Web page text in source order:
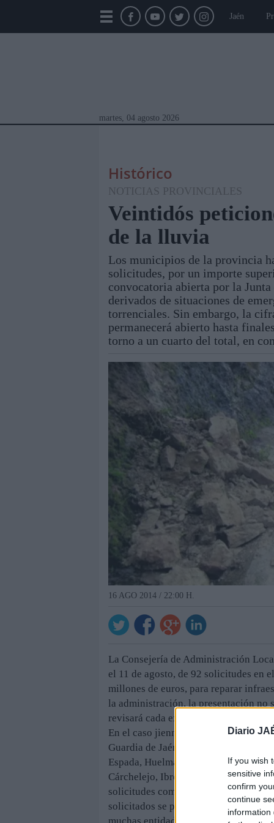
Diario
If you wish
sensitive
confirm
continue
information
Jaén
martes, 04 agosto 2026
Módulos Portada Jaén Provincia
Histórico
NOTICIAS PROVINCIALES
Veintidós
de la lluvia
Los municipios de la provincia
solicitudes, por un importe
convocatoria abierta por la
derivados de situaciones de
torrenciales. Sin embargo, la
permanecerá abierto hasta
torno a un cuarto del total, en
16 AGO 2014 / 22:00 H.
La Consejería de Administración
el 11 de agosto, de 92 solicitudes en
millones de euros, para reparar
la administración, la presentación no
revisará cada expediente para
En el caso jiennense, las demandas
Guardia de Jaén, Campillo de Arenas,
Espada, Huelma, Cambil, Peal de
Cárchelejo, Ibros, Pegalajar y
solicitudes como desee, siempre que
solicitados se podrán abonar de una